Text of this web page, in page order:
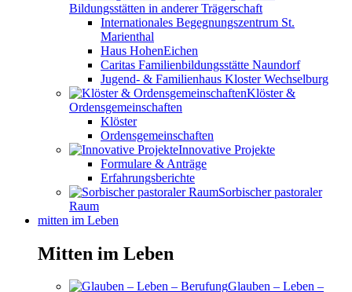
Bildungsstätten in anderer Trägerschaft
Internationales Begegnungszentrum St.
Marienthal
Haus HohenEichen
Caritas Familienbildungsstätte Naundorf
Jugend- & Familienhaus Kloster Wechselburg
Klöster &
Ordensgemeinschaften
Klöster
Ordensgemeinschaften
Innovative Projekte
Formulare & Anträge
Erfahrungsberichte
Sorbischer pastoraler
Raum
mitten im Leben
Mitten im Leben
Glauben – Leben –